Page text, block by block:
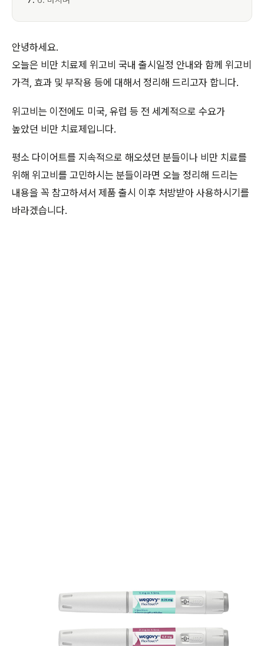
안녕하세요.
오늘은 비만 치료제 위고비 국내 출시일정 안내와 함께 위고비
가격, 효과 및 부작용 등에 대해서 정리해 드리고자 합니다.
위고비는 이전에도 미국, 유럽 등 전 세계적으로 수요가
높았던 비만 치료제입니다.
평소 다이어트를 지속적으로 해오셨던 분들이나 비만 치료를
위해 위고비를 고민하시는 분들이라면 오늘 정리해 드리는
내용을 꼭 참고하셔서 제품 출시 이후 처방받아 사용하시기를
바라겠습니다.